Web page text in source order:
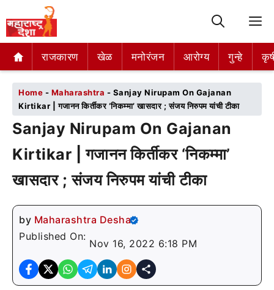
राजकारण खेळ मनोरंजन आरोग्य गुन्हे
राजकारण खेळ मनोरंजन आरोग्य गुन्हे
Home - Maharashtra - Sanjay Nirupam On Gajanan
Kirtikar | गजानन किर्तीकर ‘निकम्मा’ खासदार ; संजय निरुपम यांची टीका
Sanjay Nirupam On Gajanan
Kirtikar | गजानन किर्तीकर ‘निकम्मा’
खासदार ; संजय निरुपम यांची टीका
by Maharashtra Desha
Published On:
Nov 16, 2022 6:18 PM